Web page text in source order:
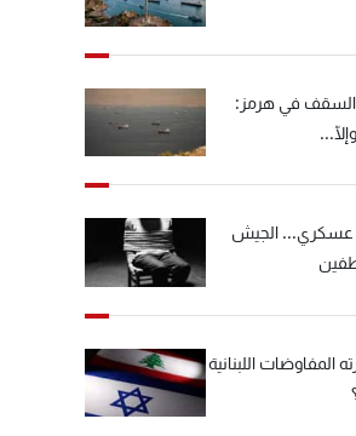
السقف في هرمز:
الجيش
المفاوضات اللبنانية